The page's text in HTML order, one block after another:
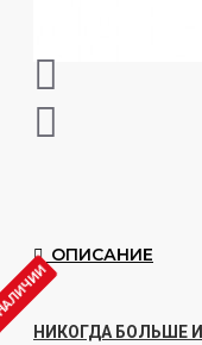
ОПИСАНИЕ
НИКОГДА БОЛЬШЕ